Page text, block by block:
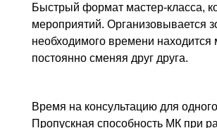
КОГДА ВСЕ ГОСТИ ПРИНИМАЮТ
Время на консультацию для
Пропускная способность МК при
Быстрый формат мастер-класса,
мероприятий. Организовывается
необходимого времени находится
постоянно сменяя друг друга.